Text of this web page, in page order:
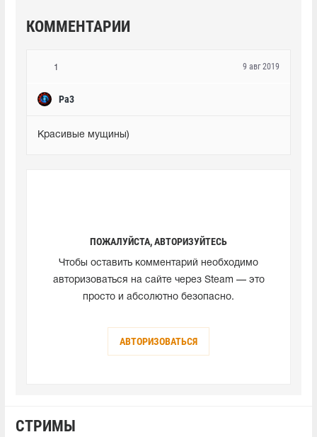
КОММЕНТАРИИ
1
Pa3
9 авг 2019
Красивые мущины)
ПОЖАЛУЙСТА, АВТОРИЗУЙТЕСЬ
Чтобы оставить комментарий необходимо
авторизоваться на сайте через Steam — это
просто и абсолютно безопасно.
АВТОРИЗОВАТЬСЯ
СТРИМЫ